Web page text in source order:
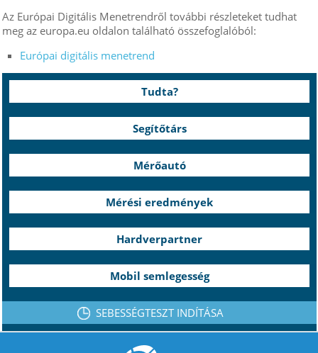
Az Európai Digitális Menetrendről további részleteket tudhat
meg az europa.eu oldalon található összefoglalóból:
Európai digitális menetrend
Tudta?
Segítőtárs
Mérőautó
Mérési eredmények
Hardverpartner
Mobil semlegesség
SEBESSÉGTESZT INDÍTÁSA